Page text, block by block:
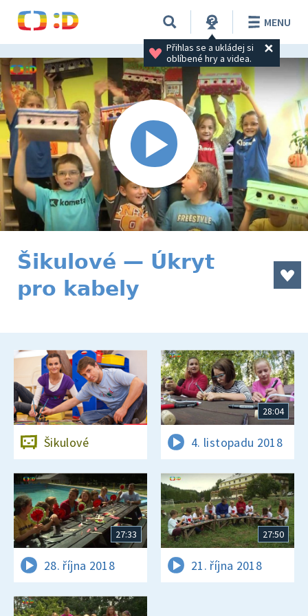
Přihlas se a ukládej si
oblíbené hry a videa.
MENU
Šikulové — Úkryt
pro kabely
Šikulové
28:04
4. listopadu 2018
27:33
28. října 2018
27:50
21. října 2018